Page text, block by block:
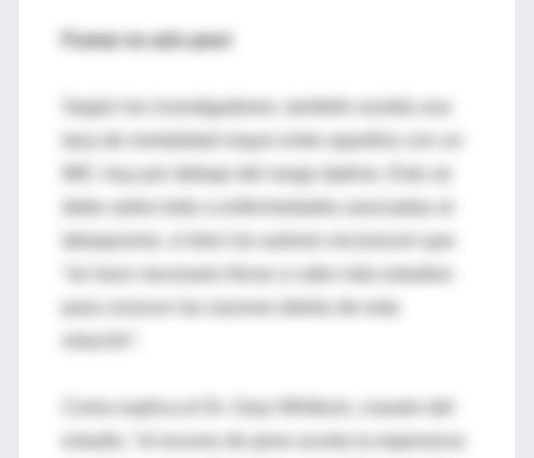
Fumar es aún peor
Según los investigadores, también existía una
tasa de mortalidad mayor entre aquellos con un
IMC muy por debajo del rango óptimo. Esto se
tabaquismo, si bien los autores reconocen que